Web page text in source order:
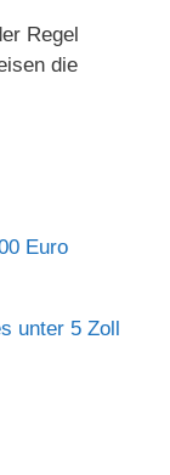
Regel
die
Euro
unter 5 Zoll